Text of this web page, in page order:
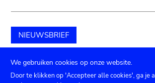
NIEUWSBRIEF
Schenk aan het museum
We gebruiken cookies op onze website.
Door te klikken op 'Accepteer alle cookies', ga je